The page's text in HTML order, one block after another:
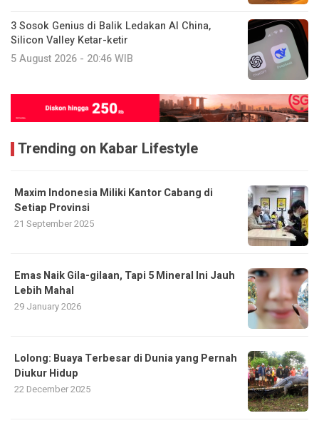
3 Sosok Genius di Balik Ledakan AI China,
Silicon Valley Ketar-ketir
5 August 2026 - 20:46 WIB
Trending on Kabar Lifestyle
Maxim Indonesia Miliki Kantor Cabang di
Setiap Provinsi
21 September 2025
Emas Naik Gila-gilaan, Tapi 5 Mineral Ini Jauh
Lebih Mahal
29 January 2026
Lolong: Buaya Terbesar di Dunia yang Pernah
Diukur Hidup
22 December 2025